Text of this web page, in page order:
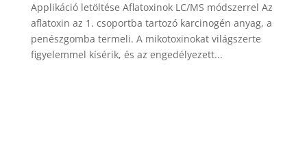
Applikáció letöltése Aflatoxinok LC/MS módszerrel Az
aflatoxin az 1. csoportba tartozó karcinogén anyag, a
penészgomba termeli. A mikotoxinokat világszerte
figyelemmel kísérik, és az engedélyezett...